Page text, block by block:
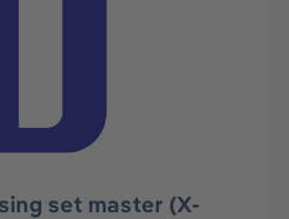
set master (X-